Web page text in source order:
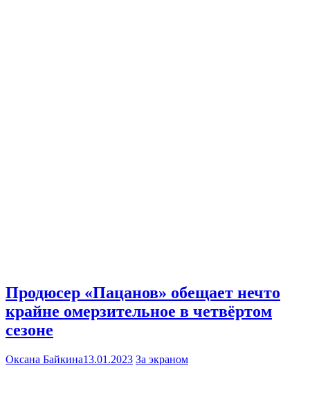
Продюсер «Пацанов» обещает нечто
крайне омерзительное в четвёртом
сезоне
Оксана Байкина13.01.2023 За экраном